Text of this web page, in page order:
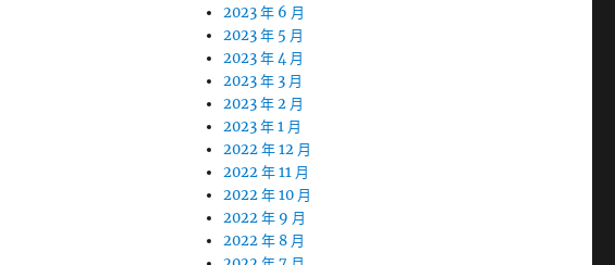
2023 年 6 月
2023 年 5 月
2023 年 4 月
2023 年 3 月
2023 年 2 月
2023 年 1 月
2022 年 12 月
2022 年 11 月
2022 年 10 月
2022 年 9 月
2022 年 8 月